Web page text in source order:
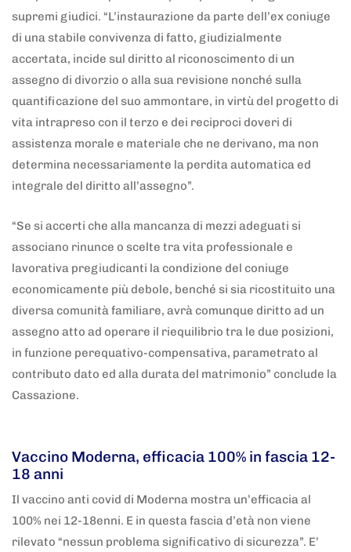
supremi giudici. “L’instaurazione da parte dell’ex coniuge
di una stabile convivenza di fatto, giudizialmente
accertata, incide sul diritto al riconoscimento di un
assegno di divorzio o alla sua revisione nonché sulla
quantificazione del suo ammontare, in virtù del progetto di
vita intrapreso con il terzo e dei reciproci doveri di
assistenza morale e materiale che ne derivano, ma non
determina necessariamente la perdita automatica ed
integrale del diritto all’assegno”.
“Se si accerti che alla mancanza di mezzi adeguati si
associano rinunce o scelte tra vita professionale e
lavorativa pregiudicanti la condizione del coniuge
economicamente più debole, benché si sia ricostituito una
diversa comunità familiare, avrà comunque diritto ad un
assegno atto ad operare il riequilibrio tra le due posizioni,
in funzione perequativo-compensativa, parametrato al
contributo dato ed alla durata del matrimonio” conclude la
Cassazione.
Vaccino Moderna, efficacia 100% in fascia 12-
18 anni
Il vaccino anti covid di Moderna mostra un’efficacia al
100% nei 12-18enni. E in questa fascia d’età non viene
rilevato “nessun problema significativo di sicurezza”. E’